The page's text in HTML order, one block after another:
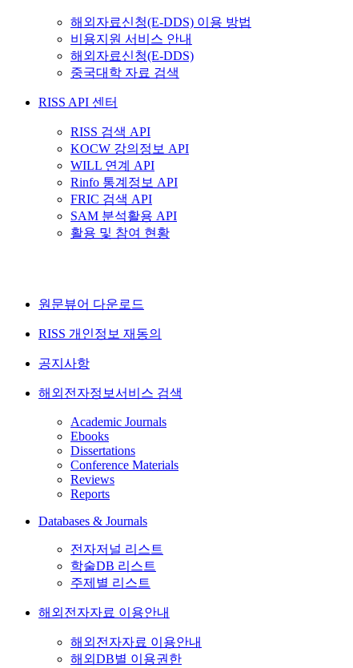
해외자료신청(E-DDS) 이용 방법
비용지원 서비스 안내
해외자료신청(E-DDS)
중국대학 자료 검색
RISS API 센터
RISS 검색 API
KOCW 강의정보 API
WILL 연계 API
Rinfo 통계정보 API
FRIC 검색 API
SAM 분석활용 API
활용 및 참여 현황
원문뷰어 다운로드
RISS 개인정보 재동의
공지사항
해외전자정보서비스 검색
Academic Journals
Ebooks
Dissertations
Conference Materials
Reviews
Reports
Databases & Journals
전자저널 리스트
학술DB 리스트
주제별 리스트
해외전자자료 이용안내
해외전자자료 이용안내
해외DB별 이용권한